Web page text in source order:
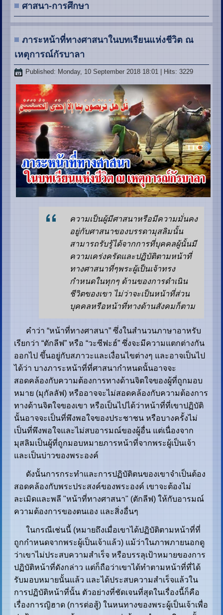
ศาสนา-การศึกษา
ภาระหน้าที่ทางศาสนาในบทเรียนแห่งชีวิต ณ
เหตุการณ์กัรบาลา
Published: Monday, 10 September 2018 18:01 | Hits: 3229
ความเป็นผู้มีศาสนาหรือมีความมั่นคง
อยู่กับศาสนาของบรรดามุสลิมนั้น
สามารถรับรู้ได้จากการที่บุคคลผู้นั้นมี
ความเคร่งครัดและปฏิบัติตามหน้าที่
ทางศาสนาที่ๆพระผู้เป็นเจ้าทรง
กำหนดในทุกๆ ด้านของการดำเนิน
ชีวิตของเขา ไม่ว่าจะเป็นหน้าที่ส่วน
บุคคลหรือหน้าที่ทางด้านสังคมก็ตาม
คำว่า “หน้าที่ทางศาสนา” ซึ่งในสำนวนภาษาอาหรับ
เรียกว่า “ตักลีฟ” หรือ “วะซีฟะฮ์” ซึ่งจะมีความแตกต่างกัน
ออกไป ขึ้นอยู่กับสภาวะและเงื่อนไขต่างๆ และอาจเป็นไป
ได้ว่า บางภาระหน้าที่ที่ศาสนากำหนดนั้นอาจจะ
สอดคล้องกับความต้องการทางด้านจิตใจของผู้ที่ถูกมอบ
หมาย (มุกัลลัฟ) หรืออาจจะไม่สอดคล้องกับความต้องการ
ทางด้านจิตใจของเขา หรือเป็นไปได้ว่าหน้าที่ที่เขาปฏิบัติ
นั้นอาจจะเป็นที่พึงพอใจของประชาชน หรือบางครั้งไม่
เป็นที่พึงพอใจและไม่สบอารมณ์ของผู้อื่น แต่เนื่องจาก
มุสลิมเป็นผู้ที่ถูกมอบหมายภารหน้าที่จากพระผู้เป็นเจ้า
และเป็นบ่าวของพระองค์
ดังนั้นการกระทำและการปฏิบัติตนของเขาจำเป็นต้อง
สอดคล้องกับพระประสงค์ของพระองค์ เขาจะต้องไม่
ละเมิดและพลี "หน้าที่ทางศาสนา" (ตักลีฟ) ให้กับอารมณ์
ความต้องการของตนเอง และสิ่งอื่นๆ
ในกรณีเช่นนี้ (หมายถึงเมื่อเขาได้ปฏิบัติตามหน้าที่ที่
ถูกกำหนดจากพระผู้เป็นเจ้าแล้ว) แม้ว่าในภาพภายนอกดู
ว่าเขาไม่ประสบความสำเร็จ หรือบรรลุเป้าหมายของการ
ปฏิบัติหน้าที่ดังกล่าว แต่ก็ถือว่าเขาได้ทำตามหน้าที่ที่ได้
รับมอบหมายนั้นแล้ว และได้ประสบความสำเร็จแล้วใน
การปฏิบัติหน้าที่นั้น ตัวอย่างที่ชัดเจนที่สุดในเรื่องนี้ก็คือ
เรื่องการญิฮาด (การต่อสู้) ในหนทางของพระผู้เป็นเจ้าเพื่อ